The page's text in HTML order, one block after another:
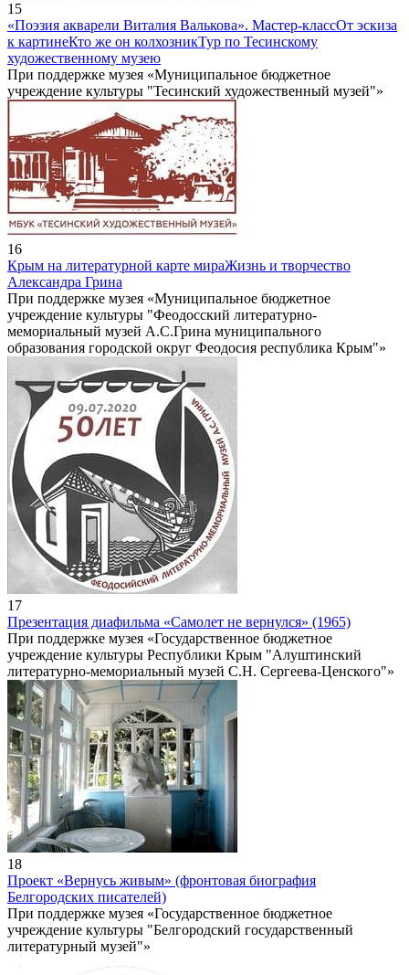
15
«Поэзия акварели Виталия Валькова». Мастер-классОт эскиза
к картинеКто же он колхозникТур по Тесинскому
художественному музею
При поддержке музея «Муниципальное бюджетное
учреждение культуры "Тесинский художественный музей"»
16
Крым на литературной карте мираЖизнь и творчество
Александра Грина
При поддержке музея «Муниципальное бюджетное
учреждение культуры "Феодосский литературно-
мемориальный музей А.С.Грина муниципального
образования городской округ Феодосия республика Крым"»
17
Презентация диафильма «Самолет не вернулся» (1965)
При поддержке музея «Государственное бюджетное
учреждение культуры Республики Крым "Алуштинский
литературно-мемориальный музей С.Н. Сергеева-Ценского"»
18
Проект «Вернусь живым» (фронтовая биография
Белгородских писателей)
При поддержке музея «Государственное бюджетное
учреждение культуры "Белгородский государственный
литературный музей"»